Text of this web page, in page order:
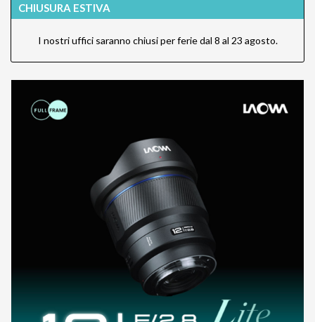
CHIUSURA ESTIVA
I nostri uffici saranno chiusi per ferie dal 8 al 23 agosto.